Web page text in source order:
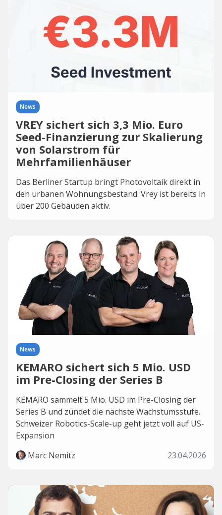
News
VREY sichert sich 3,3 Mio. Euro
Seed-Finanzierung zur Skalierung
von Solarstrom für
Mehrfamilienhäuser
Das Berliner Startup bringt Photovoltaik direkt in
den urbanen Wohnungsbestand. Vrey ist bereits in
über 200 Gebäuden aktiv.
News
KEMARO sichert sich 5 Mio. USD
im Pre-Closing der Series B
KEMARO sammelt 5 Mio. USD im Pre-Closing der
Series B und zündet die nächste Wachstumsstufe.
Schweizer Robotics-Scale-up geht jetzt voll auf US-
Expansion
Marc Nemitz
23.04.2026